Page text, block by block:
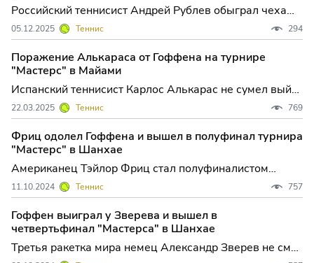
Российский теннисист Андрей Рублев обыграл чеха
Томаша Махача в первом туре группового этапа
гранд-финала серии выставочных турниров Ultimate
Tennis Showdown (UTS) в Лондо...
05.12.2025 Теннис 294
Поражение Алькараса от Гоффена на турнире
"Мастерс" в Майами
Испанский теннисист Карлос Алькарас не сумел выйти
в третий круг турнира серии "Мастерс" в Майами,
призовой фонд которого составляет почти 9
миллионов долларов. В матче ...
22.03.2025 Теннис 769
Фриц одолел Гоффена и вышел в полуфинал турнира
"Мастерс" в Шанхае
Американец Тэйлор Фриц стал полуфиналистом
теннисного турнира серии "Мастерс" в Шанхае,
призовой фонд которого составляет почти девять
миллионов долларов. В матче 1/4 фи...
11.10.2024 Теннис 757
Гоффен выиграл у Зверева и вышел в
четвертьфинал "Мастерса" в Шанхае
Третья ракетка мира немец Александр Зверев не смог